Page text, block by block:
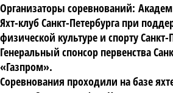
Организаторы соревнований:
Яхт-клуб Санкт-Петербурга при
физической культуре и спорту Санкт-
Генеральный спонсор первенства
«Газпром».
Соревнования проходили на базе